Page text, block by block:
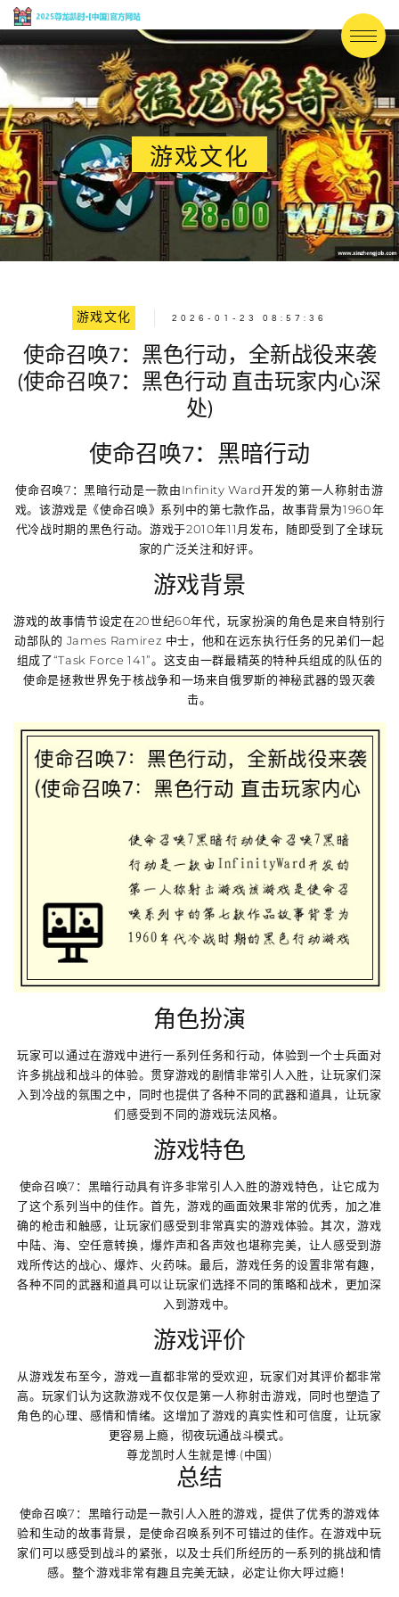
游戏文化
游戏文化 2026-01-23 08:57:36
使命召唤7：黑色行动，全新战役来袭
(使命召唤7：黑色行动 直击玩家内心深
处)
使命召唤7：黑暗行动
使命召唤7：黑暗行动是一款由Infinity Ward开发的第一人称射击游
戏。该游戏是《使命召唤》系列中的第七款作品，故事背景为1960年
代冷战时期的黑色行动。游戏于2010年11月发布，随即受到了全球玩
家的广泛关注和好评。
游戏背景
游戏的故事情节设定在20世纪60年代，玩家扮演的角色是来自特别行
动部队的 James Ramirez 中士，他和在远东执行任务的兄弟们一起
组成了“Task Force 141”。这支由一群最精英的特种兵组成的队伍的
使命是拯救世界免于核战争和一场来自俄罗斯的神秘武器的毁灭袭
击。
角色扮演
玩家可以通过在游戏中进行一系列任务和行动，体验到一个士兵面对
许多挑战和战斗的体验。贯穿游戏的剧情非常引人入胜，让玩家们深
入到冷战的氛围之中，同时也提供了各种不同的武器和道具，让玩家
们感受到不同的游戏玩法风格。
游戏特色
使命召唤7：黑暗行动具有许多非常引人入胜的游戏特色，让它成为
了这个系列当中的佳作。首先，游戏的画面效果非常的优秀，加之准
确的枪击和触感，让玩家们感受到非常真实的游戏体验。其次，游戏
中陆、海、空任意转换，爆炸声和各声效也堪称完美，让人感受到游
戏所传达的战心、爆炸、火药味。最后，游戏任务的设置非常有趣，
各种不同的武器和道具可以让玩家们选择不同的策略和战术，更加深
入到游戏中。
游戏评价
从游戏发布至今，游戏一直都非常的受欢迎，玩家们对其评价都非常
高。玩家们认为这款游戏不仅仅是第一人称射击游戏，同时也塑造了
角色的心理、感情和情绪。这增加了游戏的真实性和可信度，让玩家
更容易上瘾，彻夜玩通战斗模式。
尊龙凯时人生就是博·(中国)
总结
使命召唤7：黑暗行动是一款引人入胜的游戏，提供了优秀的游戏体
验和生动的故事背景，是使命召唤系列不可错过的佳作。在游戏中玩
家们可以感受到战斗的紧张，以及士兵们所经历的一系列的挑战和情
感。整个游戏非常有趣且完美无缺，必定让你大呼过瘾！